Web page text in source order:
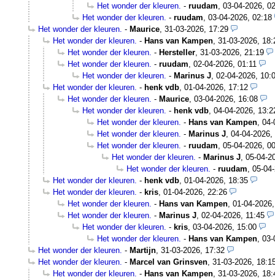
Het wonder der kleuren. - ruudam, 03-04-2026,
Het wonder der kleuren. - ruudam, 03-04-2026, 02:18
Het wonder der kleuren. - Maurice, 31-03-2026, 17:29
Het wonder der kleuren. - Hans van Kampen, 31-03-2026,
Het wonder der kleuren. - Hersteller, 31-03-2026, 21:19
Het wonder der kleuren. - ruudam, 02-04-2026, 01:11
Het wonder der kleuren. - Marinus J, 02-04-2026,
Het wonder der kleuren. - henk vdb, 01-04-2026, 17:12
Het wonder der kleuren. - Maurice, 03-04-2026, 16:08
Het wonder der kleuren. - henk vdb, 04-04-2026,
Het wonder der kleuren. - Hans van Kampen, 04-
Het wonder der kleuren. - Marinus J, 04-04-2026,
Het wonder der kleuren. - ruudam, 05-04-2026,
Het wonder der kleuren. - Marinus J, 05-04-
Het wonder der kleuren. - ruudam, 05-
Het wonder der kleuren. - henk vdb, 01-04-2026, 18:35
Het wonder der kleuren. - kris, 01-04-2026, 22:26
Het wonder der kleuren. - Hans van Kampen, 01-04-
Het wonder der kleuren. - Marinus J, 02-04-2026, 11:45
Het wonder der kleuren. - kris, 03-04-2026, 15:00
Het wonder der kleuren. - Hans van Kampen, 03-
Het wonder der kleuren. - Martijn, 31-03-2026, 17:32
Het wonder der kleuren. - Marcel van Grinsven, 31-03-2026,
Het wonder der kleuren. - Hans van Kampen, 31-03-2026,